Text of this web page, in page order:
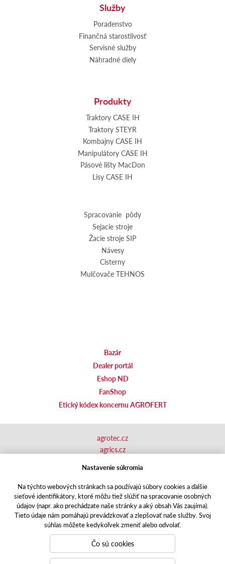
Služby
Poradenstvo
Finančná starostlivosť
Servisné služby
Náhradné diely
Produkty
Traktory CASE IH
Traktory STEYR
Kombajny CASE IH
Manipulátory CASE IH
Pásové lišty MacDon
Lisy CASE IH
Spracovanie pôdy
Sejacie stroje
Žacie stroje SIP
Návesy
Cisterny
Mulčovače TEHNOS
Bazár
Dealer portál
Eshop ND
FanShop
Etický kódex koncernu AGROFERT
Responzivní webPuxdesign | agrics.cz © 2020
Toto sú internetové stránky spoločnosti AGRI CS Slovakia s.r.o.,
so sídlom v Nitre, Zlatomoravecká cesta 504, 949 01 Nitra, IČO:
agrotec.cz
agrics.cz
shop.agrics.cz
traktorbazar.cz
eshop.agrics.cz/cs
a-finance.cz
Nastavenie súkromia
Na týchto webových stránkach sa používajú súbory cookies a ďalšie
sieťové identifikátory, ktoré môžu tiež slúžiť na spracovanie osobných
údajov (napr. ako prechádzate naše stránky a aký obsah Vás zaujíma).
Tieto údaje nám pomáhajú prevádzkovať a zlepšovať naše služby. Svoj
súhlas môžete kedykoľvek zmeniť alebo odvolať.
Čo sú cookies